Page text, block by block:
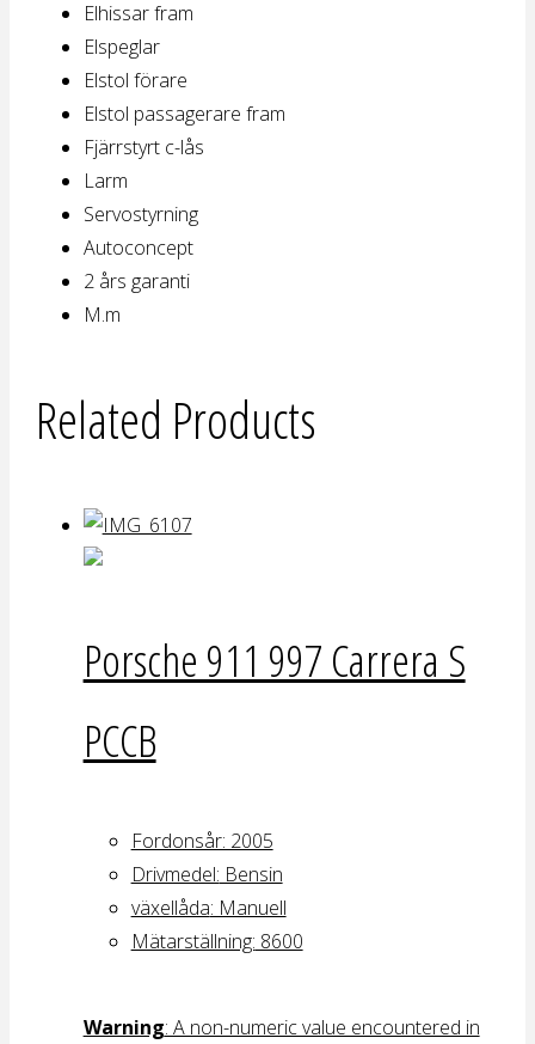
Elhissar fram
Elspeglar
Elstol förare
Elstol passagerare fram
Fjärrstyrt c-lås
Larm
Servostyrning
Autoconcept
2 års garanti
M.m
Related Products
Porsche 911 997 Carrera S
PCCB
Fordonsår: 2005
Drivmedel: Bensin
växellåda: Manuell
Mätarställning: 8600
Warning: A non-numeric value encountered in